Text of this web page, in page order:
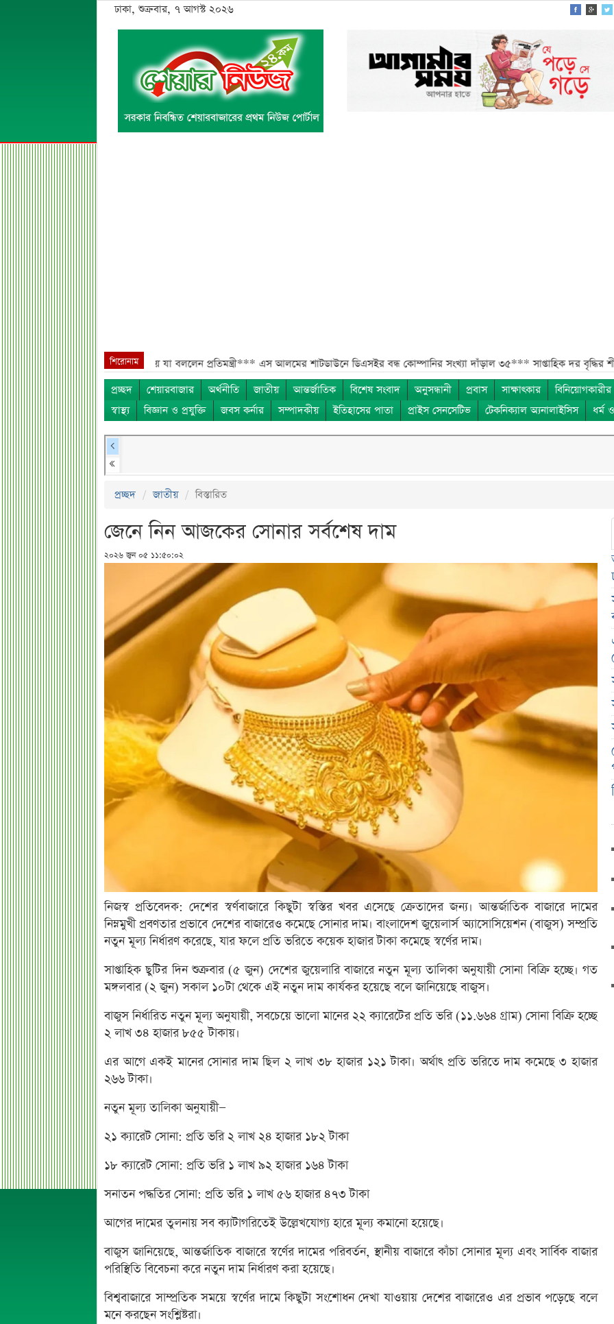
ঢাকা, শুক্রবার, ৭ আগস্ট ২০২৬
শিরোনাম
বেতন বাড়ানো নিয়ে যা বললেন প্রতিমন্ত্রী*** এস আলমের শাটডাউনে ডিএসইর বন্ধ কোম্পানির সংখ্যা দাঁড়াল ৩৫*** সাপ্তাহিক দর বৃদ্ধির শীর্ষ ১০
প্রচ্ছদ
শেয়ারবাজার অর্থনীতি জাতীয় আন্তর্জাতিক বিশেষ সংবাদ অনুসন্ধানী প্রবাস সাক্ষাৎকার
স্বাস্থ্য
বিজ্ঞান ও প্রযুক্তি জবস কর্নার সম্পাদকীয় ইতিহাসের পাতা প্রাইস সেনসেটিভ টেকনিক্যাল অ্যনালাইসিস ধর্ম
প্রচ্ছদ জাতীয় বিস্তারিত
জেনে নিন আজকের সোনার সর্বশেষ দাম
২০২৬ জুন ০৫ ১১:৫০:০২
নিজস্ব প্রতিবেদক: দেশের স্বর্ণবাজারে কিছুটা স্বস্তির খবর এসেছে ক্রেতাদের জন্য। আন্তর্জাতিক বাজারে দামের
নিম্নমুখী প্রবণতার প্রভাবে দেশের বাজারেও কমেছে সোনার দাম। বাংলাদেশ জুয়েলার্স অ্যাসোসিয়েশন (বাজুস) সম্প্রতি
নতুন মূল্য নির্ধারণ করেছে, যার ফলে প্রতি ভরিতে কয়েক হাজার টাকা কমেছে স্বর্ণের দাম।
সাপ্তাহিক ছুটির দিন শুক্রবার (৫ জুন) দেশের জুয়েলারি বাজারে নতুন মূল্য তালিকা অনুযায়ী সোনা বিক্রি হচ্ছে। গত
মঙ্গলবার (২ জুন) সকাল ১০টা থেকে এই নতুন দাম কার্যকর হয়েছে বলে জানিয়েছে বাজুস।
বাজুস নির্ধারিত নতুন মূল্য অনুযায়ী, সবচেয়ে ভালো মানের ২২ ক্যারেটের প্রতি ভরি (১১.৬৬৪ গ্রাম) সোনা বিক্রি হচ্ছে
২ লাখ ৩৪ হাজার ৮৫৫ টাকায়।
এর আগে একই মানের সোনার দাম ছিল ২ লাখ ৩৮ হাজার ১২১ টাকা। অর্থাৎ প্রতি ভরিতে দাম কমেছে ৩ হাজার
২৬৬ টাকা।
নতুন মূল্য তালিকা অনুযায়ী—
২১ ক্যারেট সোনা: প্রতি ভরি ২ লাখ ২৪ হাজার ১৮২ টাকা
১৮ ক্যারেট সোনা: প্রতি ভরি ১ লাখ ৯২ হাজার ১৬৪ টাকা
সনাতন পদ্ধতির সোনা: প্রতি ভরি ১ লাখ ৫৬ হাজার ৪৭৩ টাকা
আগের দামের তুলনায় সব ক্যাটাগরিতেই উল্লেখযোগ্য হারে মূল্য কমানো হয়েছে।
বাজুস জানিয়েছে, আন্তর্জাতিক বাজারে স্বর্ণের দামের পরিবর্তন, স্থানীয় বাজারে কাঁচা সোনার মূল্য এবং সার্বিক বাজার
পরিস্থিতি বিবেচনা করে নতুন দাম নির্ধারণ করা হয়েছে।
বিশ্ববাজারে সাম্প্রতিক সময়ে স্বর্ণের দামে কিছুটা সংশোধন দেখা যাওয়ায় দেশের বাজারেও এর প্রভাব পড়েছে বলে
মনে করছেন সংশ্লিষ্টরা।